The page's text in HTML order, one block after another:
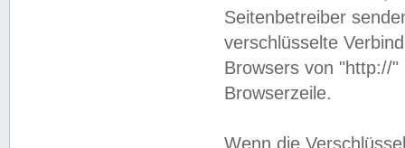
Seitenbetreiber
verschlüsselte
Browsers von "http://
Browserzeile.
Wenn die